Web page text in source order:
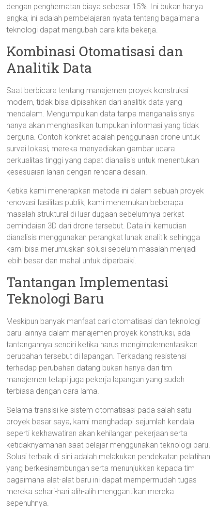
dengan penghematan biaya sebesar 15%. Ini bukan hanya
angka; ini adalah pembelajaran nyata tentang bagaimana
teknologi dapat mengubah cara kita bekerja.
Kombinasi Otomatisasi dan
Analitik Data
Saat berbicara tentang manajemen proyek konstruksi
modern, tidak bisa dipisahkan dari analitik data yang
mendalam. Mengumpulkan data tanpa menganalisisnya
hanya akan menghasilkan tumpukan informasi yang tidak
berguna. Contoh konkret adalah penggunaan drone untuk
survei lokasi; mereka menyediakan gambar udara
berkualitas tinggi yang dapat dianalisis untuk menentukan
kesesuaian lahan dengan rencana desain.
Ketika kami menerapkan metode ini dalam sebuah proyek
renovasi fasilitas publik, kami menemukan beberapa
masalah struktural di luar dugaan sebelumnya berkat
pemindaian 3D dari drone tersebut. Data ini kemudian
dianalisis menggunakan perangkat lunak analitik sehingga
kami bisa merumuskan solusi sebelum masalah menjadi
lebih besar dan mahal untuk diperbaiki.
Tantangan Implementasi
Teknologi Baru
Meskipun banyak manfaat dari otomatisasi dan teknologi
baru lainnya dalam manajemen proyek konstruksi, ada
tantangannya sendiri ketika harus mengimplementasikan
perubahan tersebut di lapangan. Terkadang resistensi
terhadap perubahan datang bukan hanya dari tim
manajemen tetapi juga pekerja lapangan yang sudah
terbiasa dengan cara lama.
Selama transisi ke sistem otomatisasi pada salah satu
proyek besar saya, kami menghadapi sejumlah kendala
seperti kekhawatiran akan kehilangan pekerjaan serta
ketidaknyamanan saat belajar menggunakan teknologi baru.
Solusi terbaik di sini adalah melakukan pendekatan pelatihan
yang berkesinambungan serta menunjukkan kepada tim
bagaimana alat-alat baru ini dapat mempermudah tugas
mereka sehari-hari alih-alih menggantikan mereka
sepenuhnya.